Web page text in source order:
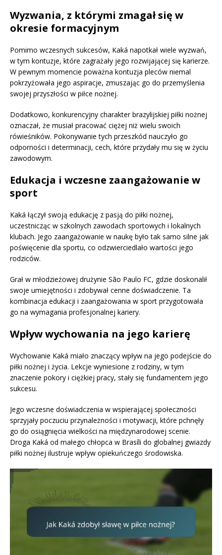
Wyzwania, z którymi zmagał się w
okresie formacyjnym
Pomimo wczesnych sukcesów, Kaká napotkał wiele wyzwań,
w tym kontuzje, które zagrażały jego rozwijającej się karierze.
W pewnym momencie poważna kontuzja pleców niemal
pokrzyżowała jego aspiracje, zmuszając go do przemyślenia
swojej przyszłości w piłce nożnej.
Dodatkowo, konkurencyjny charakter brazylijskiej piłki nożnej
oznaczał, że musiał pracować ciężej niż wielu swoich
rówieśników. Pokonywanie tych przeszkód nauczyło go
odporności i determinacji, cech, które przydały mu się w życiu
zawodowym.
Edukacja i wczesne zaangażowanie w
sport
Kaká łączył swoją edukację z pasją do piłki nożnej,
uczestnicząc w szkolnych zawodach sportowych i lokalnych
klubach. Jego zaangażowanie w naukę było tak samo silne jak
poświęcenie dla sportu, co odzwierciedlało wartości jego
rodziców.
Grał w młodzieżowej drużynie São Paulo FC, gdzie doskonalił
swoje umiejętności i zdobywał cenne doświadczenie. Ta
kombinacja edukacji i zaangażowania w sport przygotowała
go na wymagania profesjonalnej kariery.
Wpływ wychowania na jego karierę
Wychowanie Kaká miało znaczący wpływ na jego podejście do
piłki nożnej i życia. Lekcje wyniesione z rodziny, w tym
znaczenie pokory i ciężkiej pracy, stały się fundamentem jego
sukcesu.
Jego wczesne doświadczenia w wspierającej społeczności
sprzyjały poczuciu przynależności i motywacji, które pchnęły
go do osiągnięcia wielkości na międzynarodowej scenie.
Droga Kaká od małego chłopca w Brasíli do globalnej gwiazdy
piłki nożnej ilustruje wpływ opiekuńczego środowiska.